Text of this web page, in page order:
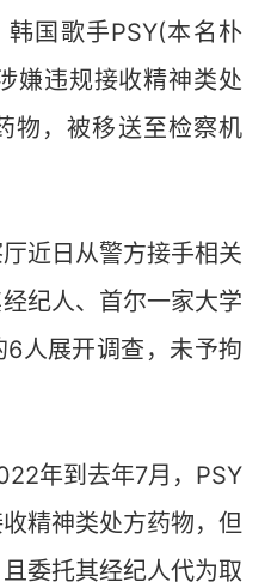
韩国歌手PSY(本名朴
嫌违规接收精神类处
物，被移送至检察机
日从警方接手相关
纪人、首尔一家大学
人展开调查，未予拘
年到去年7月，PSY
精神类处方药物，但
委托其经纪人代为取